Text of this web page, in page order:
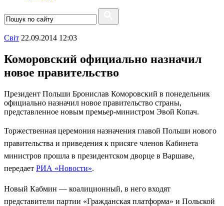
Свiт 22.09.2014 12:03
Коморовский официально назначил
новое правительство
Президент Польши Бронислав Коморовский в понедельник
официально назначил новое правительство страны,
представленное новым премьер-министром Эвой Копач.
Торжественная церемония назначения главой Польши нового
правительства и приведения к присяге членов Кабинета
министров прошла в президентском дворце в Варшаве,
передает РИА «Новости».
Новый Кабмин — коалиционный, в него входят
представители партии «Гражданская платформа» и Польской